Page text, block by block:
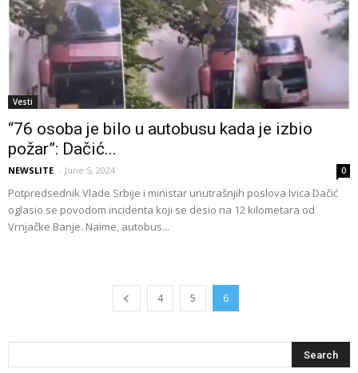
Vesti
“76 osoba je bilo u autobusu kada je izbio
požar”: Dačić...
NEWSLITE - June 5, 2024 0
Potpredsednik Vlade Srbije i ministar unutrašnjih poslova Ivica Dačić
oglasio se povodom incidenta koji se desio na 12 kilometara od
Vrnjačke Banje. Naime, autobus...
4 5 6